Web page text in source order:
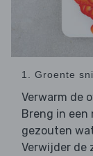
1. Groente
Verwarm de
Breng in een
gezouten
Verwijder de